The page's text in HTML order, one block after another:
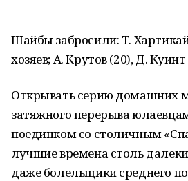
Шайбы забросили: Т.
хозяев; А. Крутов (20), Д.
Открывать серию домашних
затяжного перерыва
поединком со столичным
лучшие времена столь
даже болельщики среднего